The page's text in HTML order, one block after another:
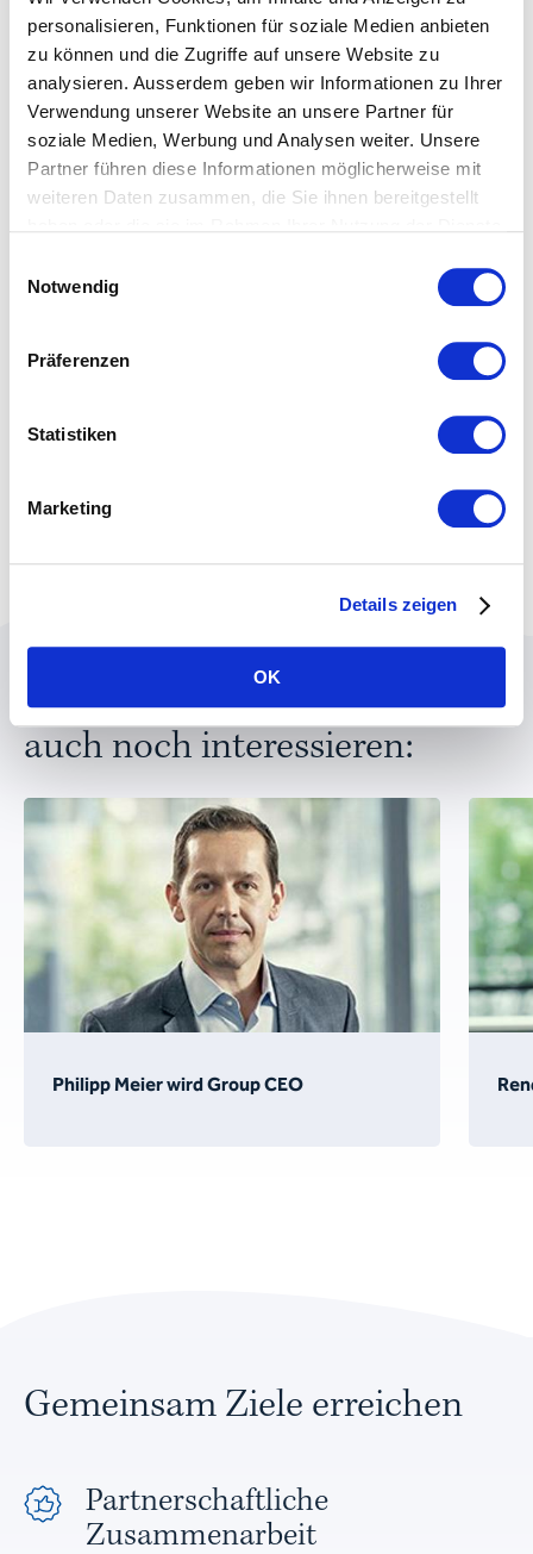
personalisieren, Funktionen für soziale Medien anbieten
zu können und die Zugriffe auf unsere Website zu
analysieren. Ausserdem geben wir Informationen zu Ihrer
Verwendung unserer Website an unsere Partner für
soziale Medien, Werbung und Analysen weiter. Unsere
Partner führen diese Informationen möglicherweise mit
weiteren Daten zusammen, die Sie ihnen bereitgestellt
Weitere Informationen entnehmen Sie bitte unserer
Notwendig
Präferenzen
Statistiken
Marketing
Details zeigen
OK
Kundinnen und Kunden grosses Ansehen geniessen.
Wir freuen uns, nun Teil desselben Teams zu sein»,
erklärt Phil Shawe, Präsident und CEO von
TransPerfect.
Medienmitteilung als PDF
TransPerfect
Diese Themen könnten Sie
auch noch interessieren:
Philipp Meier wird Group CEO
Gemeinsam Ziele erreichen
Partnerschaftliche
Zusammenarbeit